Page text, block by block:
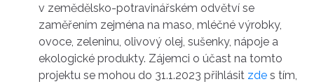
v zemědělsko-potravinářském odvětví se
zaměřením zejména na maso, mléčné výrobky,
ovoce, zeleninu, olivový olej, sušenky, nápoje a
ekologické produkty. Zájemci o účast na tomto
projektu se mohou do 31.1.2023 přihlásit zde s tím,